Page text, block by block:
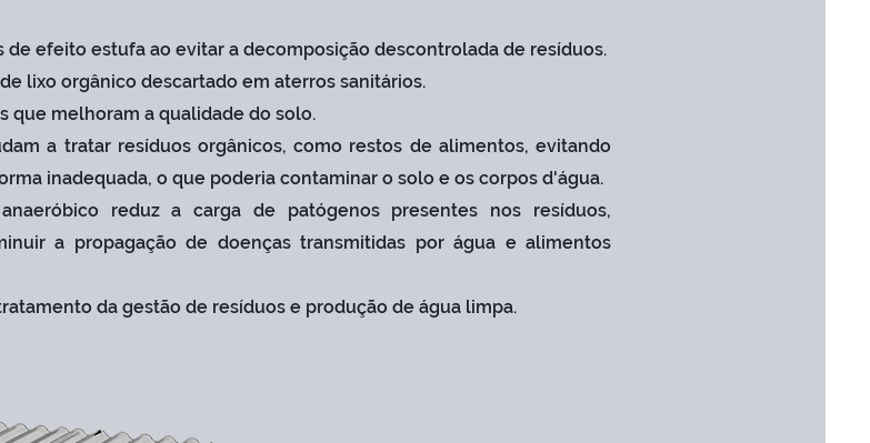
de efeito estufa ao evitar a decomposição descontrolada de resíduos.
lixo orgânico descartado em aterros sanitários.
que melhoram a qualidade do solo.
a tratar resíduos orgânicos, como restos de alimentos, evitando
inadequada, o que poderia contaminar o solo e os corpos d'água.
reduz a carga de patógenos presentes nos resíduos,
a propagação de doenças transmitidas por água e alimentos
da gestão de resíduos e produção de água limpa.